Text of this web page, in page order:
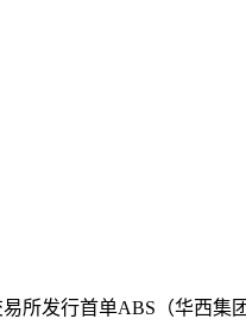
所发行首单ABS（华西